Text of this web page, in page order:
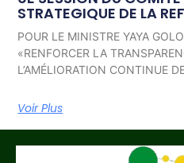
STRATEGIQUE DE LA
POUR LE MINISTRE YAYA
«RENFORCER LA
L’AMÉLIORATION CONTINUE
Voir Plus